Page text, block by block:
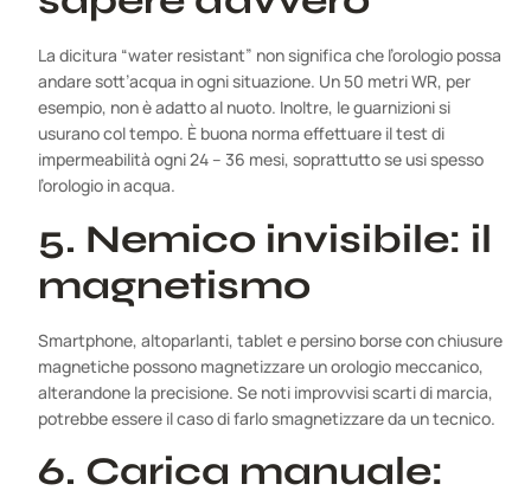
La dicitura “water resistant” non significa che l’orologio possa
andare sott’acqua in ogni situazione. Un 50 metri WR, per
esempio, non è adatto al nuoto. Inoltre, le guarnizioni si
usurano col tempo. È buona norma effettuare il test di
impermeabilità ogni 24 – 36 mesi, soprattutto se usi spesso
l’orologio in acqua.
5. Nemico invisibile: il
magnetismo
Smartphone, altoparlanti, tablet e persino borse con chiusure
magnetiche possono magnetizzare un orologio meccanico,
alterandone la precisione. Se noti improvvisi scarti di marcia,
potrebbe essere il caso di farlo smagnetizzare da un tecnico.
6. Carica manuale: